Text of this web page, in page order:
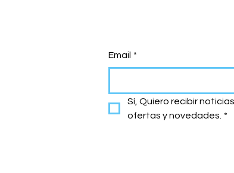
Email *
Sí, Quiero recibir noticias,
ofertas y novedades. *